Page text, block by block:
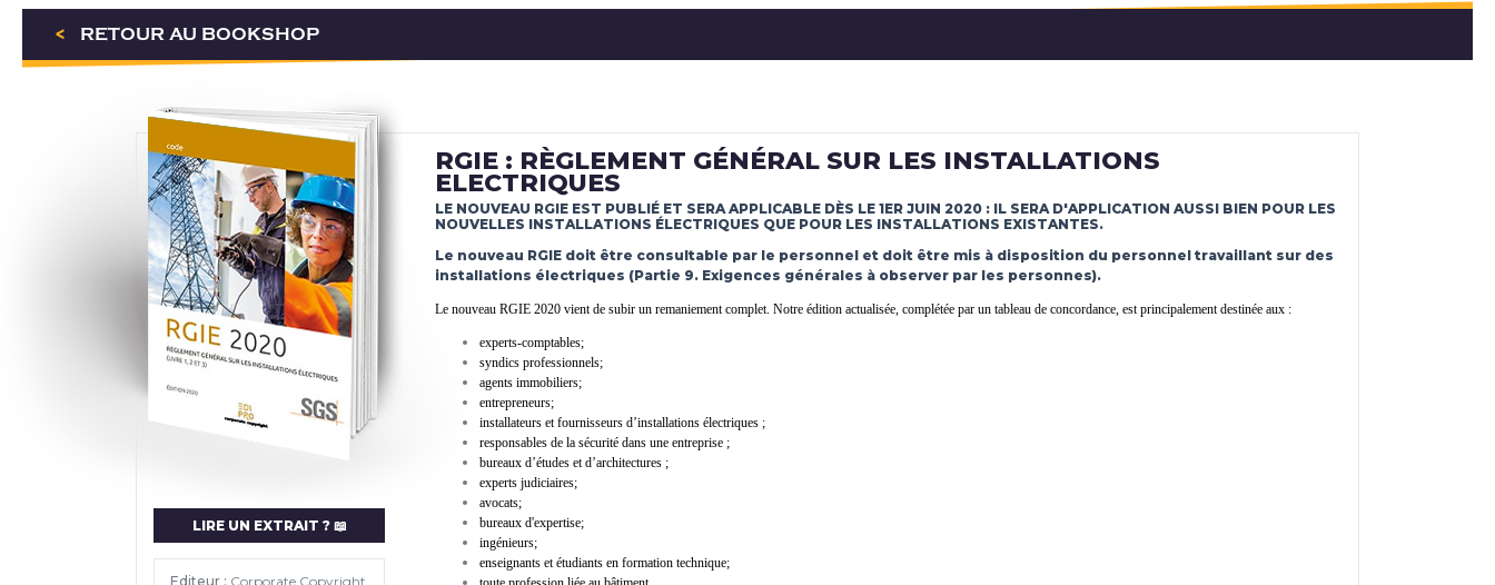
< RETOUR AU BOOKSHOP
RGIE : RÈGLEMENT GÉNÉRAL SUR LES INSTALLATIONS
ELECTRIQUES
LE NOUVEAU RGIE EST PUBLIÉ ET SERA APPLICABLE DÈS LE 1ER JUIN 2020 : IL SERA D'APPLICATION AUSSI BIEN POUR LES
NOUVELLES INSTALLATIONS ÉLECTRIQUES QUE POUR LES INSTALLATIONS EXISTANTES.
Le nouveau RGIE doit être consultable par le personnel et doit être mis à disposition du personnel travaillant sur des
installations électriques (Partie 9. Exigences générales à observer par les personnes).
Le nouveau RGIE 2020 vient de subir un remaniement complet. Notre édition actualisée, complétée par un tableau de concordance, est principalement destinée aux :
experts-comptables;
syndics professionnels;
agents immobiliers;
entrepreneurs;
installateurs et fournisseurs d’installations électriques ;
responsables de la sécurité dans une entreprise ;
bureaux d’études et d’architectures ;
experts judiciaires;
avocats;
bureaux d'expertise;
ingénieurs;
enseignants et étudiants en formation technique;
LIRE UN EXTRAIT ? 📖
Editeur : Corporate Copyright